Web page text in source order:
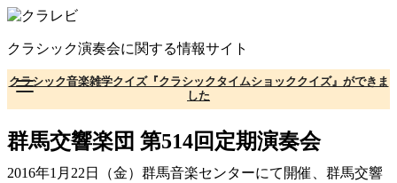
コ
テ
ン
ツ
へ
動
クラシック演奏会に関する情報サイト
クラシック音楽雑学クイズ『クラシックタイムショッククイズ』ができま
した
群馬交響楽団 第514回定期演奏会
2016年1月22日（金）群馬音楽センターにて開催、群馬交響